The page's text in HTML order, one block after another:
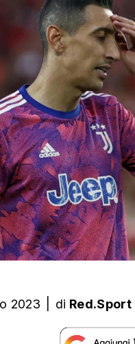
2023 di Red.Sport